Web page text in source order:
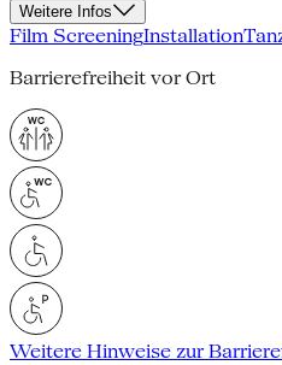
Weitere Infos
Film ScreeningInstallation
Barrierefreiheit vor Ort
Weitere Hinweise zur